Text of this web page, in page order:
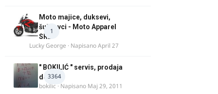
1
Moto majice, duksevi,
šuškavci - Moto Apparel
SRB
Lucky George · NapisanoApril 27
3364
" BOKILIĆ " servis, prodaja
delova
bokilic · Napisano Maj 29, 2011